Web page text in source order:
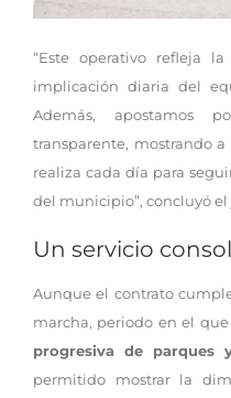
“Este operativo refleja
implicación diaria del
Además, apostamos
transparente, mostrando
realiza cada día para
del municipio”, concluyó
Un servicio
Aunque el contrato
marcha, periodo en el
progresiva de parques
permitido mostrar la